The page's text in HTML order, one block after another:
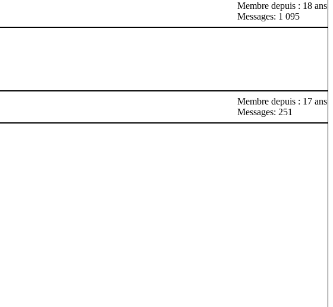
Membre depuis : 18 ans
Messages: 1 095
Membre depuis : 17 ans
Messages: 251